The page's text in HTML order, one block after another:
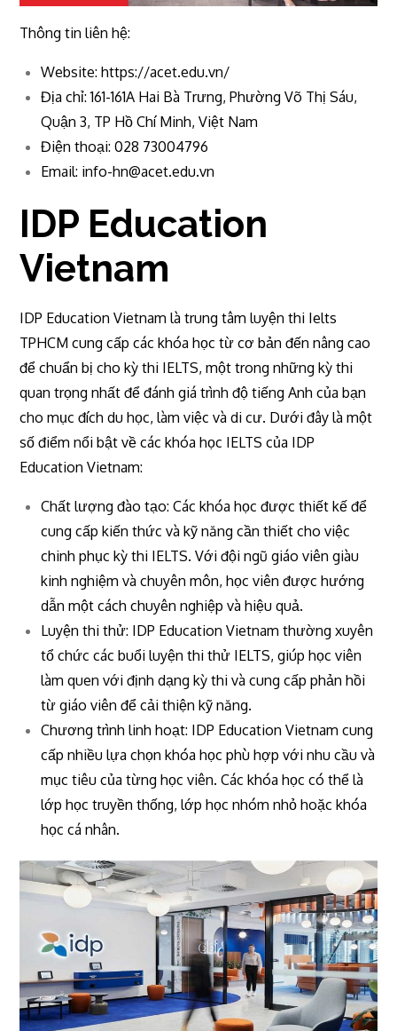
Thông tin liên hệ:
Website: https://acet.edu.vn/
Địa chỉ: 161-161A Hai Bà Trưng, Phường Võ Thị Sáu,
Quận 3, TP Hồ Chí Minh, Việt Nam
Điện thoại: 028 73004796
Email: info-hn@acet.edu.vn
IDP Education
Vietnam
IDP Education Vietnam là trung tâm luyện thi Ielts
TPHCM cung cấp các khóa học từ cơ bản đến nâng cao
để chuẩn bị cho kỳ thi IELTS, một trong những kỳ thi
quan trọng nhất để đánh giá trình độ tiếng Anh của bạn
cho mục đích du học, làm việc và di cư. Dưới đây là một
số điểm nổi bật về các khóa học IELTS của IDP
Education Vietnam:
Chất lượng đào tạo: Các khóa học được thiết kế để
cung cấp kiến thức và kỹ năng cần thiết cho việc
chinh phục kỳ thi IELTS. Với đội ngũ giáo viên giàu
kinh nghiệm và chuyên môn, học viên được hướng
dẫn một cách chuyên nghiệp và hiệu quả.
Luyện thi thử: IDP Education Vietnam thường xuyên
tổ chức các buổi luyện thi thử IELTS, giúp học viên
làm quen với định dạng kỳ thi và cung cấp phản hồi
từ giáo viên để cải thiện kỹ năng.
Chương trình linh hoạt: IDP Education Vietnam cung
cấp nhiều lựa chọn khóa học phù hợp với nhu cầu và
mục tiêu của từng học viên. Các khóa học có thể là
lớp học truyền thống, lớp học nhóm nhỏ hoặc khóa
học cá nhân.